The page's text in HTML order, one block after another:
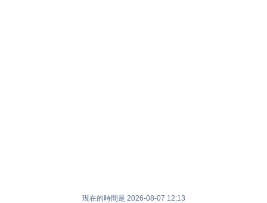
現在的時間是 2026-08-07 12:13